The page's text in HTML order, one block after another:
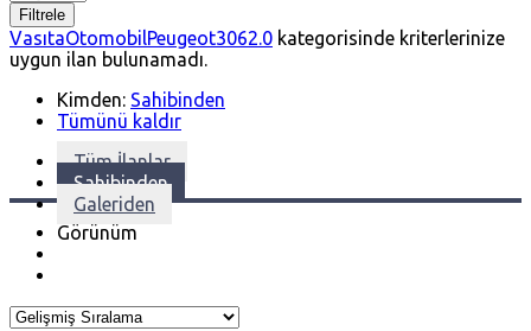
Filtrele
VasıtaOtomobilPeugeot3062.0 kategorisinde kriterlerinize
uygun ilan bulunamadı.
Kimden: Sahibinden
Tümünü kaldır
Tüm İlanlar
Sahibinden
Galeriden
Görünüm